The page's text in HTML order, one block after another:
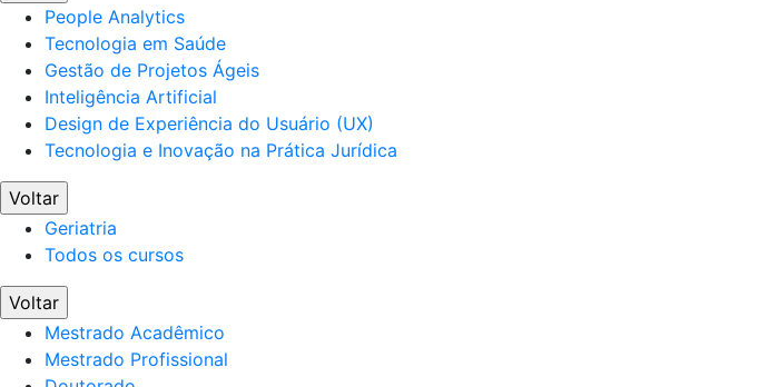
People Analytics
Tecnologia em Saúde
Gestão de Projetos Ágeis
Inteligência Artificial
Design de Experiência do Usuário (UX)
Tecnologia e Inovação na Prática Jurídica
Voltar
Geriatria
Todos os cursos
Voltar
Mestrado Acadêmico
Mestrado Profissional